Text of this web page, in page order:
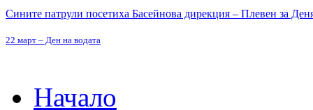
Сините патрули посетиха Басейнова дирекция – Плевен за
22 март – Ден на водата
Начало